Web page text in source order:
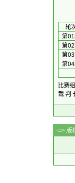
轮
第
第
第
第
比赛
裁 判
-=> 版